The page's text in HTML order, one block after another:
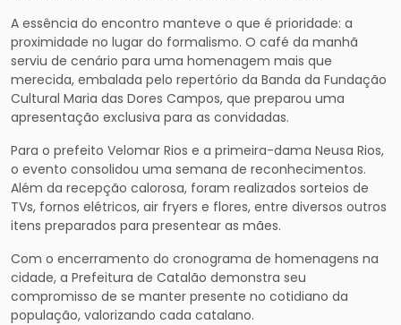
A essência do encontro manteve o que é prioridade: a
proximidade no lugar do formalismo. O café da manhã
serviu de cenário para uma homenagem mais que
merecida, embalada pelo repertório da Banda da Fundação
Cultural Maria das Dores Campos, que preparou uma
apresentação exclusiva para as convidadas.
Para o prefeito Velomar Rios e a primeira-dama Neusa Rios,
o evento consolidou uma semana de reconhecimentos.
Além da recepção calorosa, foram realizados sorteios de
TVs, fornos elétricos, air fryers e flores, entre diversos outros
itens preparados para presentear as mães.
Com o encerramento do cronograma de homenagens na
cidade, a Prefeitura de Catalão demonstra seu
compromisso de se manter presente no cotidiano da
população, valorizando cada catalano.